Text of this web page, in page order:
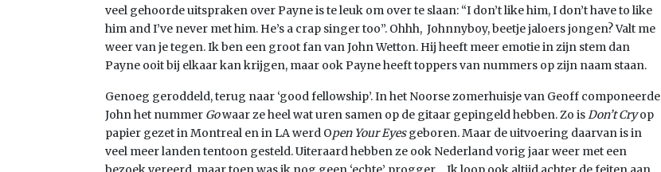
veel gehoorde uitspraken over Payne is te leuk om over te slaan: “I don’t like him, I don’t have to like
him and I’ve never met him. He’s a crap singer too”. Ohhh, Johnnyboy, beetje jaloers jongen? Valt me
weer van je tegen. Ik ben een groot fan van John Wetton. Hij heeft meer emotie in zijn stem dan
Payne ooit bij elkaar kan krijgen, maar ook Payne heeft toppers van nummers op zijn naam staan.
Genoeg geroddeld, terug naar ‘good fellowship’. In het Noorse zomerhuisje van Geoff componeerde
John het nummer Gowaar ze heel wat uren samen op de gitaar gepingeld hebben. Zo isDon’t Cryop
papier gezet in Montreal en in LA werd Open Your Eyesgeboren. Maar de uitvoering daarvan is in
veel meer landen tentoon gesteld. Uiteraard hebben ze ook Nederland vorig jaar weer met een